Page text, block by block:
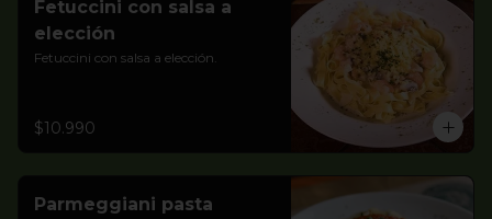
Fetuccini con salsa a
elección
Fetuccini con salsa a elección.
$10.990
Parmeggiani pasta